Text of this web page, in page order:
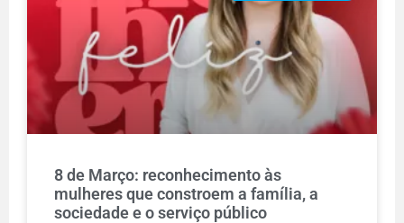
8 de Março: reconhecimento às
mulheres que constroem a família, a
sociedade e o serviço público